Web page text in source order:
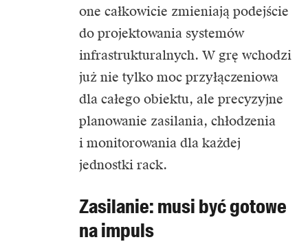
one całkowicie zmieniają podejście
do projektowania systemów
infrastrukturalnych. W grę wchodzi
już nie tylko moc przyłączeniowa
dla całego obiektu, ale precyzyjne
planowanie zasilania, chłodzenia
i monitorowania dla każdej
jednostki rack.
Zasilanie: musi być gotowe
na impuls